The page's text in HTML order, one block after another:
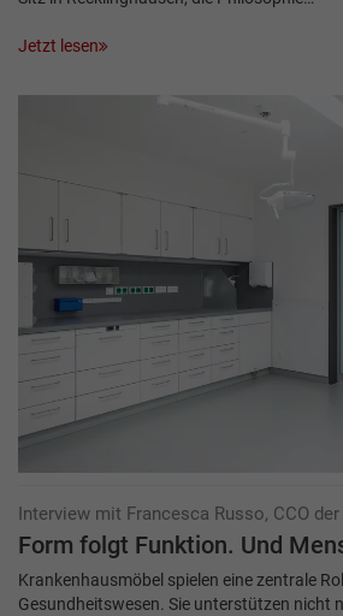
Jetzt lesen
Interview mit Francesca Russo, CCO
Form folgt Funktion. Und
Krankenhausmöbel spielen eine zentrale
Gesundheitswesen. Sie unterstützen nicht